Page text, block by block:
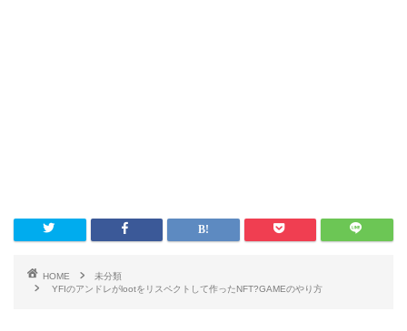
HOME
未分類
YFIのアンドレがlootをリスペクトして作ったNFT?GAMEのやり方